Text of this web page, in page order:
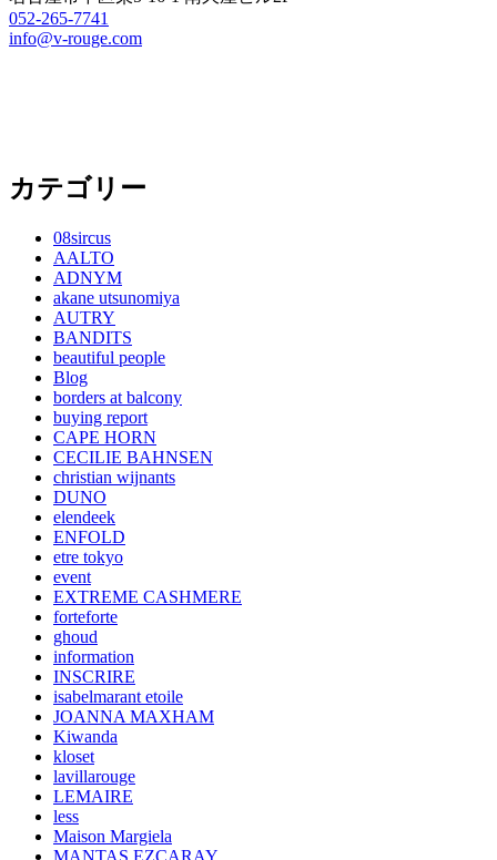
052-265-7741
info@v-rouge.com
カテゴリー
08sircus
AALTO
ADNYM
akane utsunomiya
AUTRY
BANDITS
beautiful people
Blog
borders at balcony
buying report
CAPE HORN
CECILIE BAHNSEN
christian wijnants
DUNO
elendeek
ENFOLD
etre tokyo
event
EXTREME CASHMERE
forteforte
ghoud
information
INSCRIRE
isabelmarant etoile
JOANNA MAXHAM
Kiwanda
kloset
lavillarouge
LEMAIRE
less
Maison Margiela
MANTAS EZCARAY